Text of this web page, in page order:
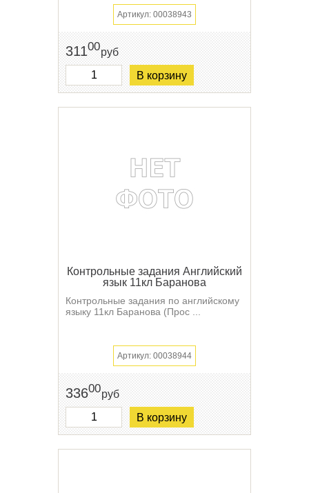
Артикул: 00038943
31100руб
В корзину
Контрольные задания Английский
язык 11кл Баранова
Контрольные задания по английскому
языку 11кл Баранова (Прос ...
Артикул: 00038944
33600руб
В корзину